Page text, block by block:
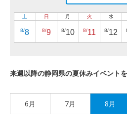
土
8/8
日
8/9
月
8/10
火
8/11
水
8/12
来週以降の静岡県の夏休みイベント
6月 7月 8月